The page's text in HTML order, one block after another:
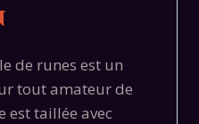
de runes est un
tout amateur de
est taillée avec